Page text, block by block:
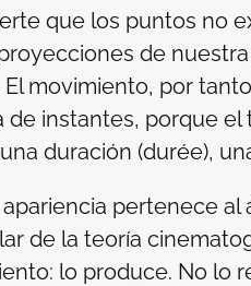
que los puntos no
de
movimiento, por
de instantes, porque
duración (durée),
pertenece
de la teoría
lo produce. No lo